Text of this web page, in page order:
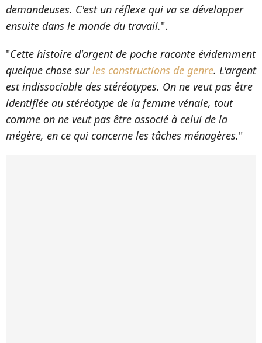
demandeuses. C'est un réflexe qui va se développer
ensuite dans le monde du travail.".
"Cette histoire d'argent de poche raconte évidemment
quelque chose surles constructions de genre. L'argent
est indissociable des stéréotypes. On ne veut pas être
identifiée au stéréotype de la femme vénale, tout
comme on ne veut pas être associé à celui de la
mégère, en ce qui concerne les tâches ménagères."